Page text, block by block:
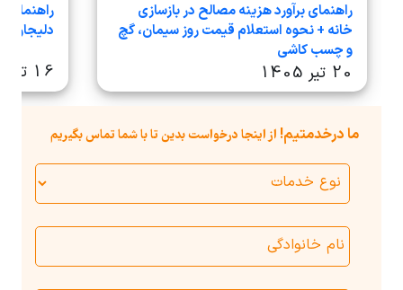
راهنمای برآورد هزینه مصالح در بازسازی
خانه + نحوه استعلام قیمت روز سیمان، گچ
و چسب کاشی
20 تیر 1405
راهنمای
دلیجان در
16 تیر 1405
ما درخدمتیم! از اینجا درخواست بدین تا با شما تماس بگیریم